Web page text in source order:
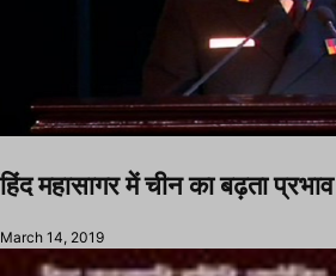
हिंद महासागर में चीन का बढ़ता
March 14, 2019